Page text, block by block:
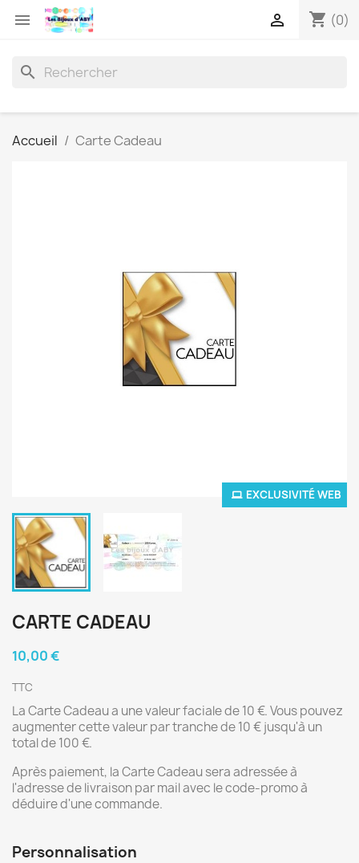
 shopping_cart (0)

search
Accueil Carte Cadeau
EXCLUSIVITÉ WEB
CARTE CADEAU
10,00 €
TTC
La Carte Cadeau a une valeur faciale de 10 €. Vous pouvez
augmenter cette valeur par tranche de 10 € jusqu'à un
total de 100 €.
Après paiement, la Carte Cadeau sera adressée à
l'adresse de livraison par mail avec le code-promo à
déduire d'une commande.
Personnalisation